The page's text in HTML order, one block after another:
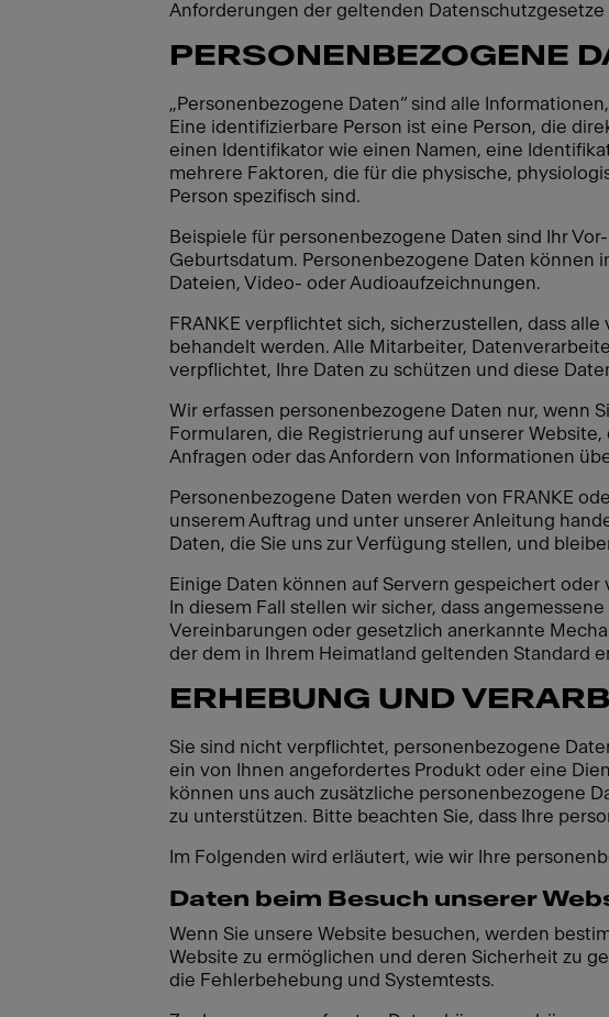
Anforderungen der geltenden
PERSONENBEZOGENE
„Personenbezogene Daten“ sind alle
Eine identifizierbare Person ist eine Person, die
einen Identifikator wie einen Namen, eine
mehrere Faktoren, die für die physische,
Person spezifisch sind.
Beispiele für personenbezogene Daten sind Ihr
Geburtsdatum. Personenbezogene Daten können
Dateien, Video- oder Audioaufzeichnungen.
FRANKE verpflichtet sich, sicherzustellen, dass
behandelt werden. Alle Mitarbeiter,
verpflichtet, Ihre Daten zu schützen und diese
Wir erfassen personenbezogene Daten nur, wenn
Formularen, die Registrierung auf unserer
Anfragen oder das Anfordern von Informationen
Personenbezogene Daten werden von FRANKE
unserem Auftrag und unter unserer Anleitung
Daten, die Sie uns zur Verfügung stellen, und
Einige Daten können auf Servern gespeichert
In diesem Fall stellen wir sicher, dass
Vereinbarungen oder gesetzlich anerkannte
der dem in Ihrem Heimatland geltenden Standard
ERHEBUNG UND
Sie sind nicht verpflichtet, personenbezogene
ein von Ihnen angefordertes Produkt oder eine
können uns auch zusätzliche personenbezogene
zu unterstützen. Bitte beachten Sie, dass Ihre
Im Folgenden wird erläutert, wie wir Ihre
Daten beim Besuch unserer
Wenn Sie unsere Website besuchen, werden
Website zu ermöglichen und deren Sicherheit zu
die Fehlerbehebung und Systemtests.